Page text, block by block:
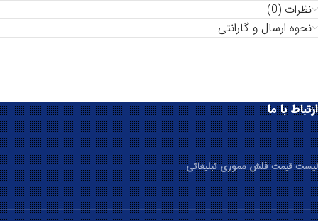
نظرات (0)
نحوه ارسال و گارانتی
ارتباط با ما
لیست قیمت فلش مموری تبلیغاتی